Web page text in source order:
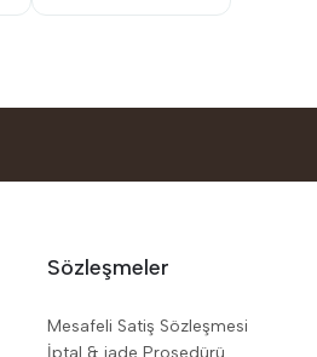
Sözleşmeler
Mesafeli Satiş Sözleşmesi